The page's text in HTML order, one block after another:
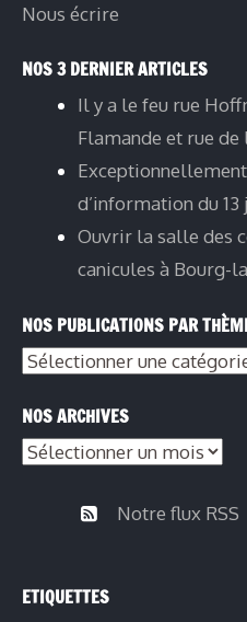
Nous écrire
NOS 3 DERNIER ARTICLES
Il y a le feu rue
Flamande et rue
d’information du
Ouvrir la salle des
canicules à Bourg-
NOS PUBLICATIONS PAR
Nos
par
thèmes
NOS ARCHIVES
Nos
Notre flux RSS
ETIQUETTES